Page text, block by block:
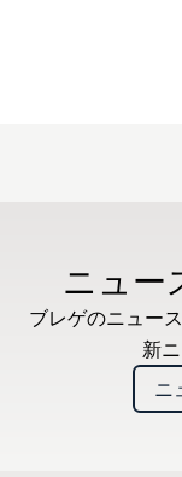
ニュー
ブレゲのニュー
新
ニ